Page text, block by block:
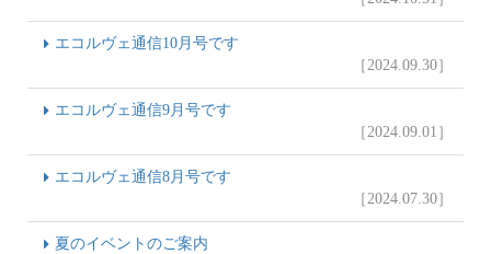
エコルヴェ通信10月号です
［2024.09.30］
エコルヴェ通信9月号です
［2024.09.01］
エコルヴェ通信8月号です
［2024.07.30］
夏のイベントのご案内